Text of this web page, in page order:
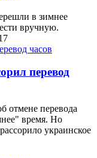
в зимнее
вручную.
перевод
отмене перевода
время. Но
украинское